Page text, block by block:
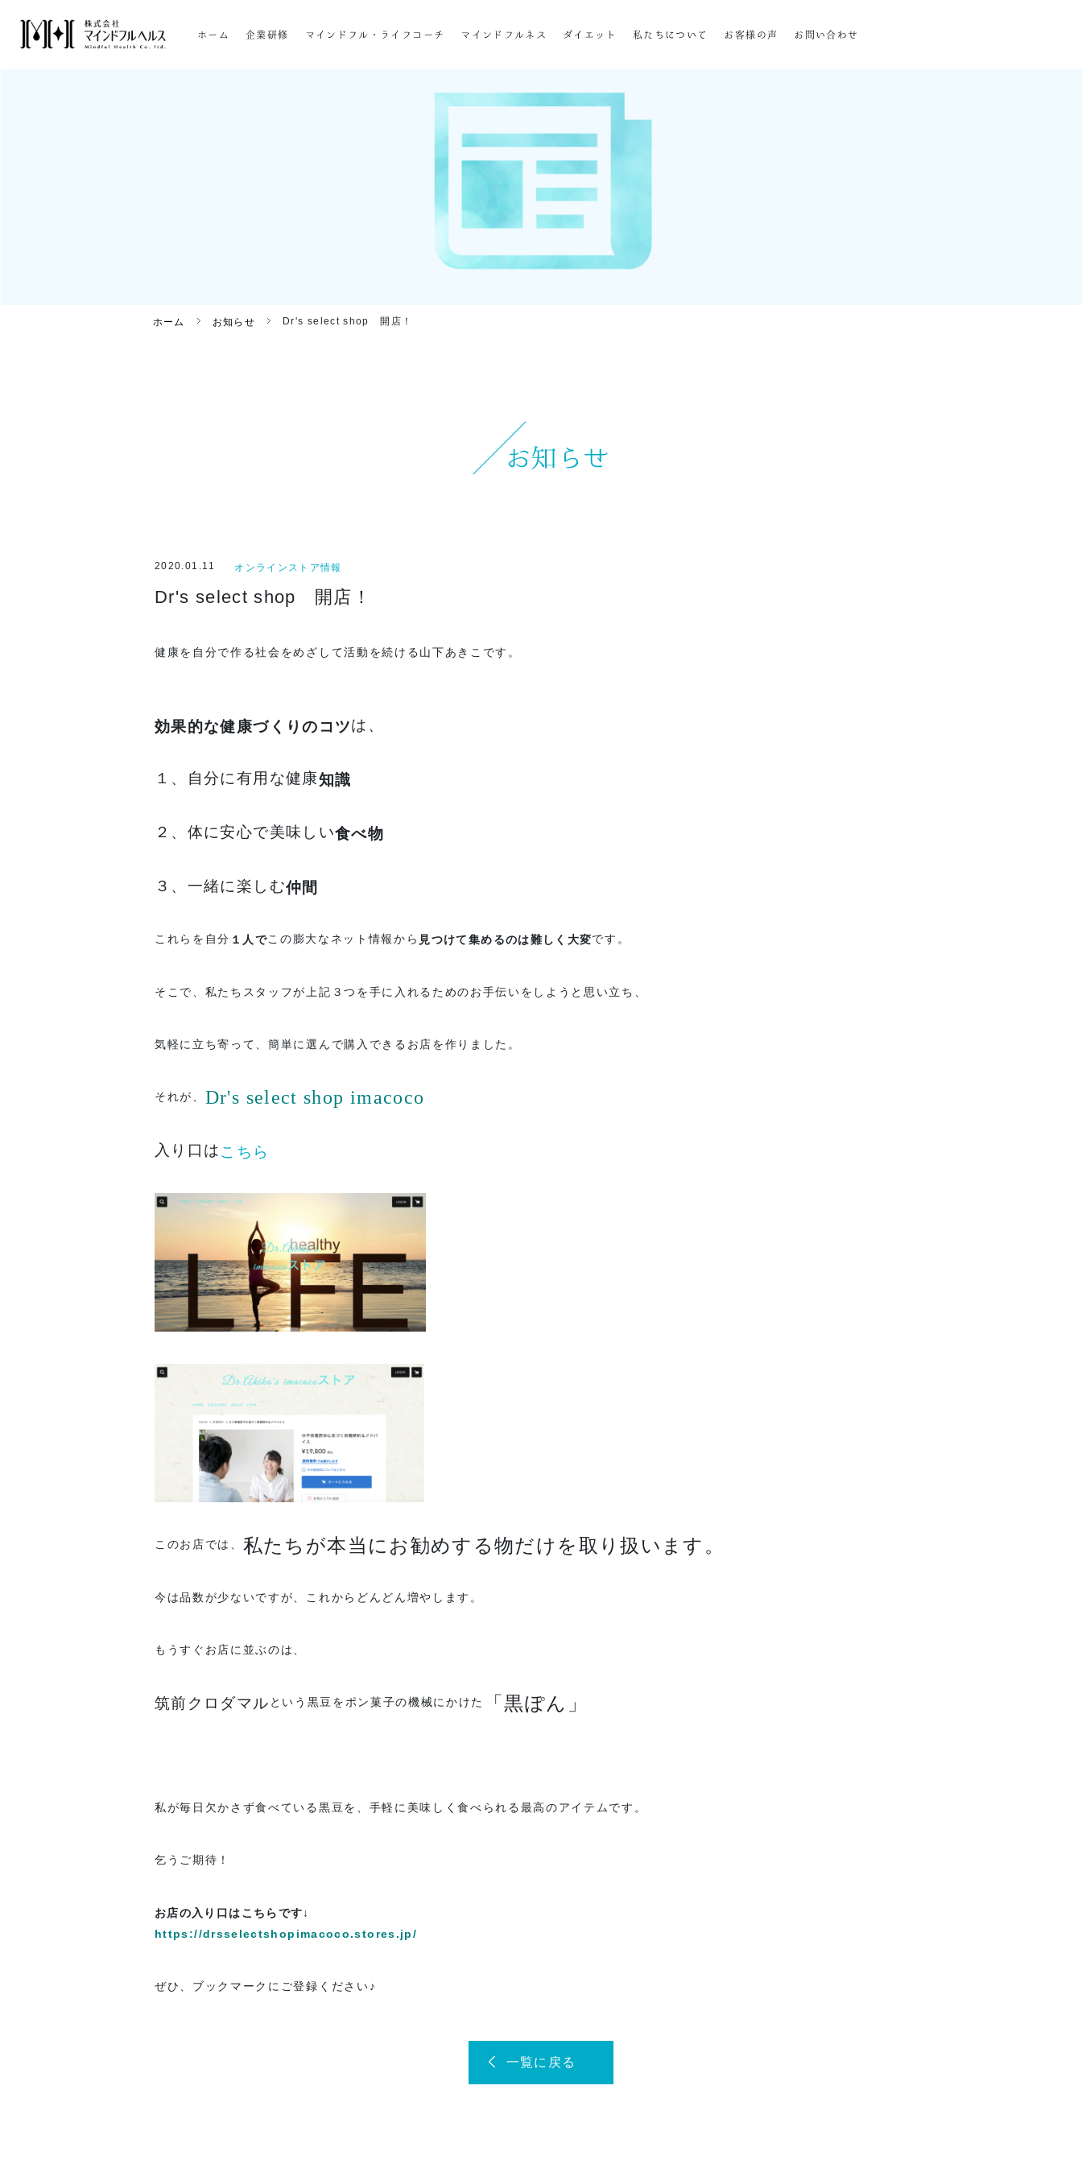
ホーム 企業研修 マインドフル・ライフコーチ マインドフルネス ダイエット 私たちについて お客様の声 お問い合わせ
マインドフル・ライフコーチ
マインドフルネス
ダイエット
ブログ
ホーム お知らせ Dr's select shop 開店！
2020.01.11 オンラインストア情報
Dr's select shop 開店！
健康を自分で作る社会をめざして活動を続ける山下あきこです。
効果的な健康づくりのコツは、
１、自分に有用な健康知識
２、体に安心で美味しい食べ物
３、一緒に楽しむ仲間
これらを自分 １人でこの膨大なネット情報から 見つけて集めるのは難しく大変です。
そこで、私たちスタッフが上記３つを手に入れるためのお手伝いをしようと思い立ち、
気軽に立ち寄って、簡単に選んで購入できるお店を作りました。
それが、 Dr's select shop imacoco
入り口はこちら
このお店では、 私たちが本当にお勧めする物だけを取り扱います。
今は品数が少ないですが、これからどんどん増やします。
もうすぐお店に並ぶのは、
筑前クロダマル という黒豆をポン菓子の機械にかけた 「黒ぽん」
私が毎日欠かさず食べている黒豆を、手軽に美味しく食べられる最高のアイテムです。
乞うご期待！
お店の入り口はこちらです↓
https://drsselectshopimacoco.stores.jp/
ぜひ、ブックマークにご登録ください♪
一覧に戻る